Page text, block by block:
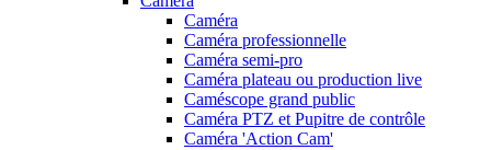
Caméra
Caméra professionnelle
Caméra semi-pro
Caméra plateau ou production live
Caméscope grand public
Caméra PTZ et Pupitre de contrôle
Caméra 'Action Cam'